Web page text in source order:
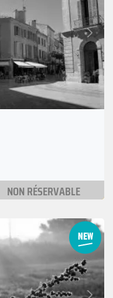
Suivant
NON RÉSERVABLE
Suivant